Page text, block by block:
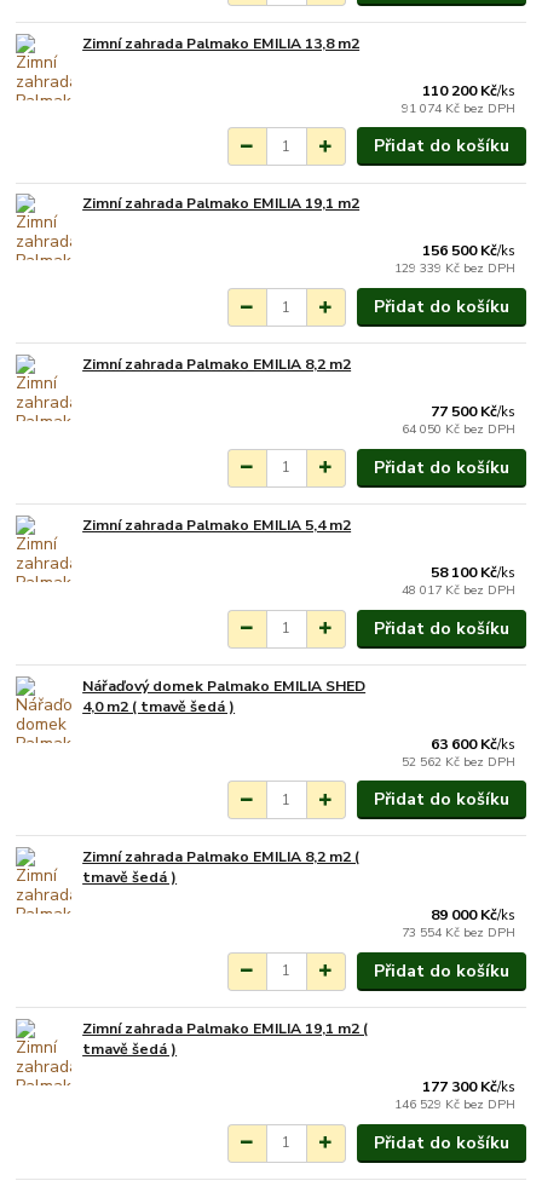
Zimní zahrada Palmako EMILIA 13,8 m2
110 200 Kč/ks
91 074 Kč bez DPH
Přidat do košíku
Zimní zahrada Palmako EMILIA 19,1 m2
156 500 Kč/ks
129 339 Kč bez DPH
Přidat do košíku
Zimní zahrada Palmako EMILIA 8,2 m2
77 500 Kč/ks
64 050 Kč bez DPH
Přidat do košíku
Zimní zahrada Palmako EMILIA 5,4 m2
58 100 Kč/ks
48 017 Kč bez DPH
Přidat do košíku
Nářaďový domek Palmako EMILIA SHED
4,0 m2 ( tmavě šedá )
63 600 Kč/ks
52 562 Kč bez DPH
Přidat do košíku
Zimní zahrada Palmako EMILIA 8,2 m2 (
tmavě šedá )
89 000 Kč/ks
73 554 Kč bez DPH
Přidat do košíku
Zimní zahrada Palmako EMILIA 19,1 m2 (
tmavě šedá )
177 300 Kč/ks
146 529 Kč bez DPH
Přidat do košíku